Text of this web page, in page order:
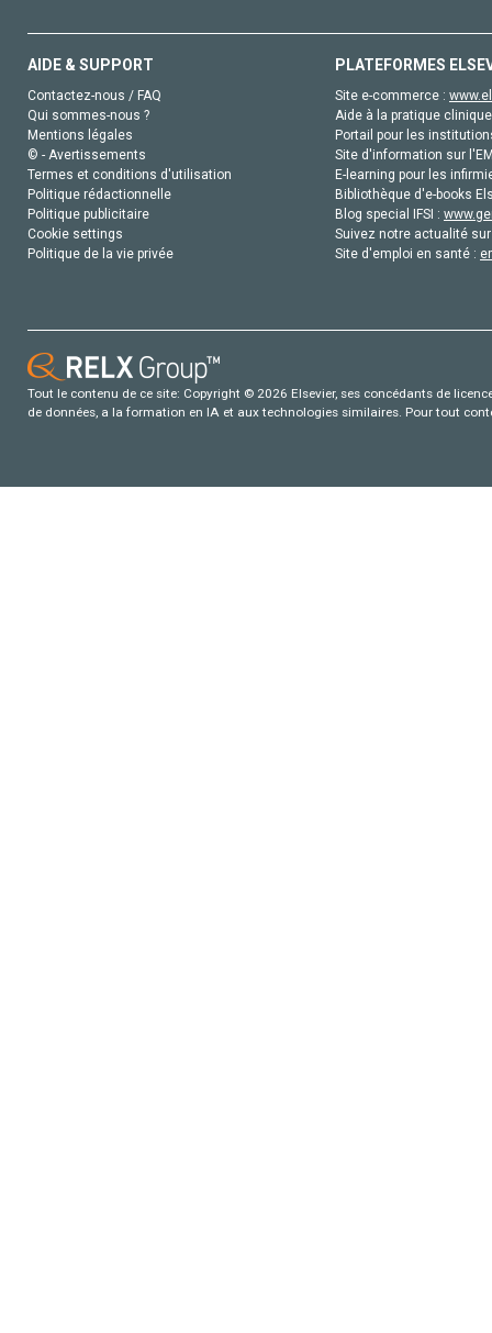
AIDE & SUPPORT
Contactez-nous / FAQ
Qui sommes-nous ?
Mentions légales
© - Avertissements
Termes et conditions d'utilisation
Politique rédactionnelle
Politique publicitaire
Cookie settings
Politique de la vie privée
PLATEFORMES
Site e-commerce :
Aide à la pratique
Portail pour les
Site d'information sur
E-learning pour les
Bibliothèque d'e-books
Blog special IFSI :
Suivez notre actualité
Site d'emploi en santé :
Tout le contenu de ce site: Copyright © 2026 Elsevier, ses concédants de
de données, a la formation en IA et aux technologies similaires. Pour tout